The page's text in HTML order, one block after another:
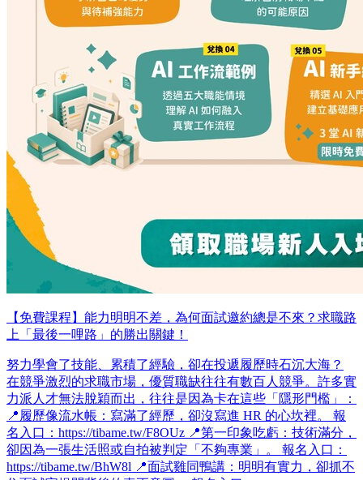
【免費課程】能力明明不差，為何面試邀約總是不來？求職路
上「最後一哩路」的勝出關鍵！
努力學會了技能、累積了經驗，卻在投遞履歷時石沉大海？
在競爭激烈的求職市場，優質職缺往往有數百人競爭。許多實
力派人才無法脫穎而出，往往是因為卡在這些「隱形門檻」：
📍履歷像流水帳：寫滿了經歷，卻沒寫進 HR 的心坎裡。 報
名入口：https://tibame.tw/F8OUz 📍第一印象吃虧：技術滿分，
卻因為一張生活照或自拍被判定「不夠專業」。 報名入口：
https://tibame.tw/BhW8l 📍面試雞同鴨講：明明有實力，卻抓不